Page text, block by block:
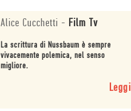
Alice Cucchetti - Film Tv
La scrittura di Nussbaum è sempre
vivacemente polemica, nel senso
migliore.
Leggi